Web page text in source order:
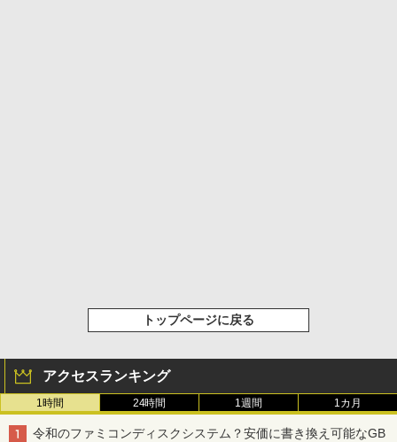
トップページに戻る
アクセスランキング
1時間 24時間 1週間 1カ月
令和のファミコンディスクシステム？安価に書き換え可能なGB